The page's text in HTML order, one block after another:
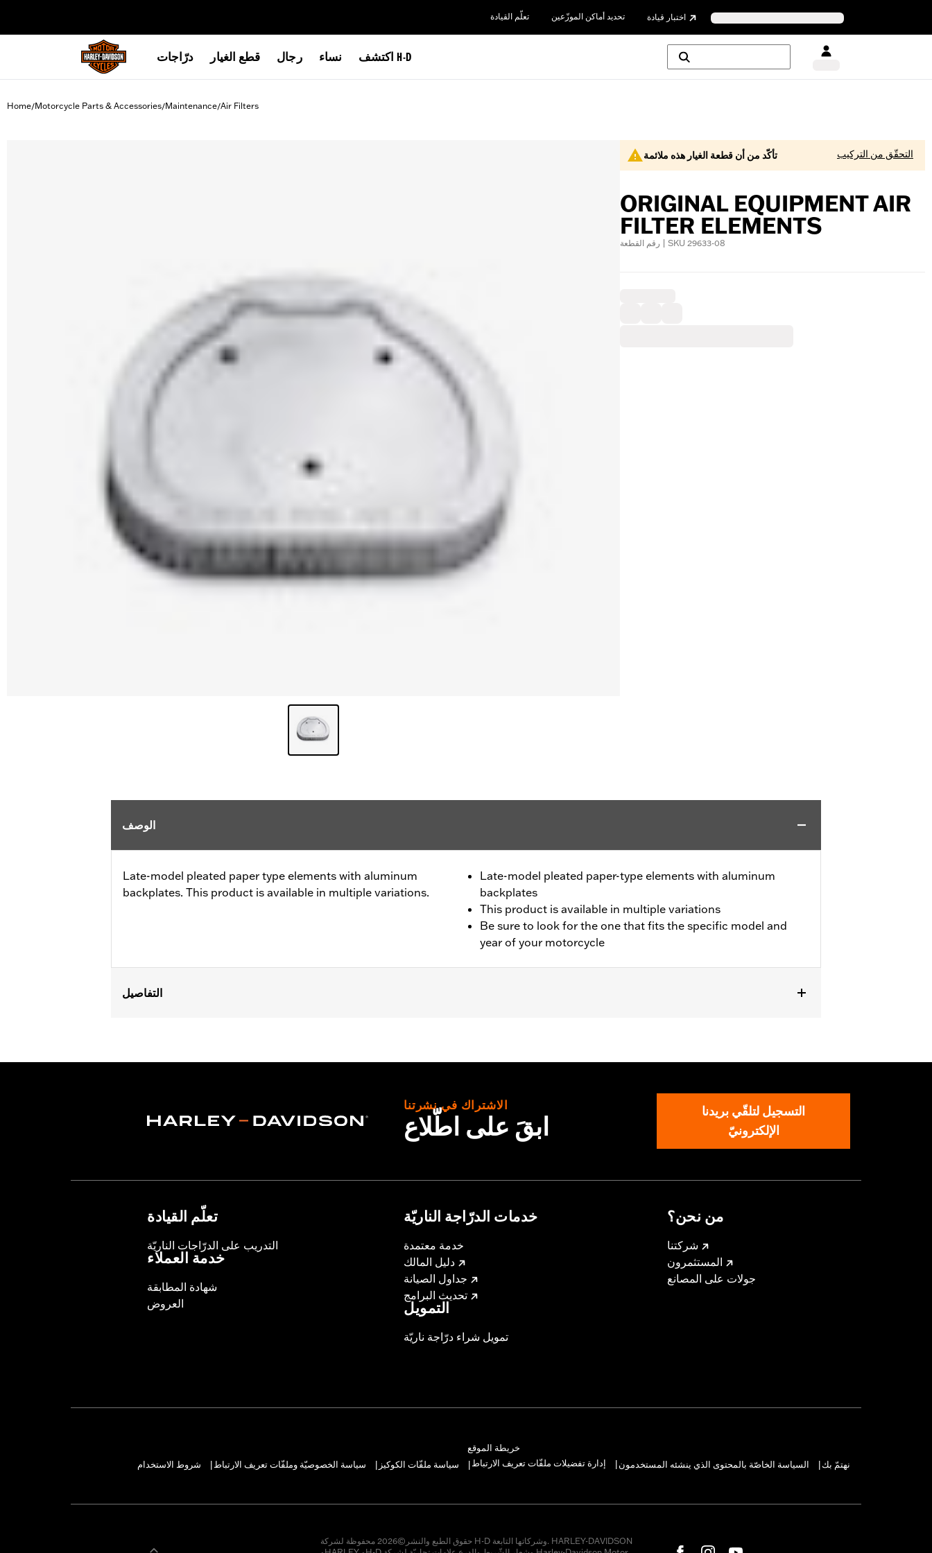
تعلّم القيادة تحديد أماكن الموزّعين اختبار قيادة
درّاجات قطع الغيار رجال نساء اكتشف H-D
Home/Motorcycle Parts & Accessories/Maintenance/Air Filters
تأكّد من أن قطعة الغيار هذه ملائمة التحقّق من التركيب
ORIGINAL EQUIPMENT AIR
FILTER ELEMENTS
رقم القطعة | SKU 29633-08
الوصف
Late-model pleated paper type elements with aluminum
backplates. This product is available in multiple variations.
Late-model pleated paper-type elements with aluminum
backplates
This product is available in multiple variations
Be sure to look for the one that fits the specific model and
year of your motorcycle
التفاصيل
In the Box:Air filter only
الاشتراك في نشرتنا
ابقَ على اطّلاع
التسجيل لتلقّي بريدنا
الإلكترونيّ
تعلّم القيادة
التدريب على الدرّاجات الناريّة
خدمة العملاء
شهادة المطابقة
العروض
خدمات الدرّاجة الناريّة
خدمة معتمدة
دليل المالك
جداول الصيانة
تحديث البرامج
التمويل
تمويل شراء درّاجة ناريّة
من نحن؟
شركتنا
المستثمرون
جولات على المصانع
خريطة الموقع
شروط الاستخدام
سياسة الخصوصيّة وملفّات تعريف الارتباط سياسة ملفّات الكوكيز إدارة تفضيلات ملفّات تعريف الارتباط السياسة الخاصّة بالمحتوى الذي ينشئه المستخدمون نهتمّ بك
حقوق الطبع والنشر©2026 محفوظة لشركة H-D وشركاتها التابعة. HARLEY-DAVIDSON